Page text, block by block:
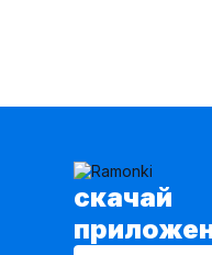
cкачай